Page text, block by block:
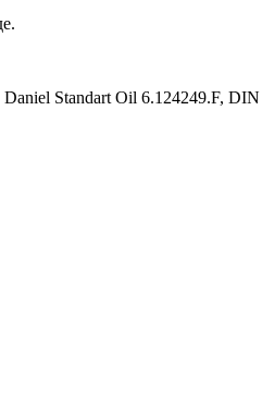
Standart Oil 6.124249.F,